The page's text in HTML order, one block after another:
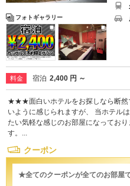
フォトギャラリー
料金 宿泊 2,400 円 ～
★★★面白いホテルをお探しなら断
いように感じられますが、 当ホテル
たい気軽な感じのお部屋になってお
す。...
クーポン
★全てのクーポンが全てのお部屋で